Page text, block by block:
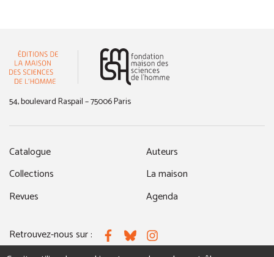
54, boulevard Raspail – 75006 Paris
Catalogue
Collections
Revues
Auteurs
La maison
Agenda
Retrouvez-nous sur : FacebookBlueskyInstagram